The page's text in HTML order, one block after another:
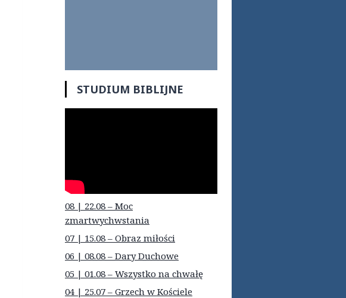
STUDIUM BIBLIJNE
08 | 22.08 – Moc
zmartwychwstania
07 | 15.08 – Obraz miłości
06 | 08.08 – Dary Duchowe
05 | 01.08 – Wszystko na chwałę
04 | 25.07 – Grzech w Kościele